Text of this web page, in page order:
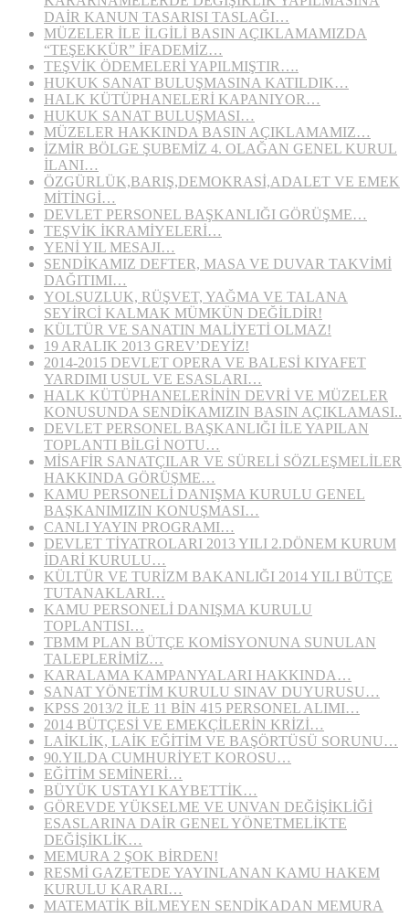
DAİR KANUN TASARISI TASLAĞI…
MÜZELER İLE İLGİLİ BASIN AÇIKLAMAMIZDA
“TEŞEKKÜR” İFADEMİZ…
TEŞVİK ÖDEMELERİ YAPILMIŞTIR….
HUKUK SANAT BULUŞMASINA KATILDIK…
HALK KÜTÜPHANELERİ KAPANIYOR…
HUKUK SANAT BULUŞMASI…
MÜZELER HAKKINDA BASIN AÇIKLAMAMIZ…
İZMİR BÖLGE ŞUBEMİZ 4. OLAĞAN GENEL KURUL
İLANI…
ÖZGÜRLÜK,BARIŞ,DEMOKRASİ,ADALET VE EMEK
MİTİNGİ…
DEVLET PERSONEL BAŞKANLIĞI GÖRÜŞME…
TEŞVİK İKRAMİYELERİ…
YENİ YIL MESAJI…
SENDİKAMIZ DEFTER, MASA VE DUVAR TAKVİMİ
DAĞITIMI…
YOLSUZLUK, RÜŞVET, YAĞMA VE TALANA
SEYİRCİ KALMAK MÜMKÜN DEĞİLDİR!
KÜLTÜR VE SANATIN MALİYETİ OLMAZ!
19 ARALIK 2013 GREV’DEYİZ!
2014-2015 DEVLET OPERA VE BALESİ KIYAFET
YARDIMI USUL VE ESASLARI…
HALK KÜTÜPHANELERİNİN DEVRİ VE MÜZELER
KONUSUNDA SENDİKAMIZIN BASIN AÇIKLAMASI..
DEVLET PERSONEL BAŞKANLIĞI İLE YAPILAN
TOPLANTI BİLGİ NOTU…
MİSAFİR SANATÇILAR VE SÜRELİ SÖZLEŞMELİLER
HAKKINDA GÖRÜŞME…
KAMU PERSONELİ DANIŞMA KURULU GENEL
BAŞKANIMIZIN KONUŞMASI…
CANLI YAYIN PROGRAMI…
DEVLET TİYATROLARI 2013 YILI 2.DÖNEM KURUM
İDARİ KURULU…
KÜLTÜR VE TURİZM BAKANLIĞI 2014 YILI BÜTÇE
TUTANAKLARI…
KAMU PERSONELİ DANIŞMA KURULU
TOPLANTISI…
TBMM PLAN BÜTÇE KOMİSYONUNA SUNULAN
TALEPLERİMİZ…
KARALAMA KAMPANYALARI HAKKINDA…
SANAT YÖNETİM KURULU SINAV DUYURUSU…
KPSS 2013/2 İLE 11 BİN 415 PERSONEL ALIMI…
2014 BÜTÇESİ VE EMEKÇİLERİN KRİZİ…
LAİKLİK, LAİK EĞİTİM VE BAŞÖRTÜSÜ SORUNU…
90.YILDA CUMHURİYET KOROSU…
EĞİTİM SEMİNERİ…
BÜYÜK USTAYI KAYBETTİK…
GÖREVDE YÜKSELME VE UNVAN DEĞİŞİKLİĞİ
ESASLARINA DAİR GENEL YÖNETMELİKTE
DEĞİŞİKLİK…
MEMURA 2 ŞOK BİRDEN!
RESMİ GAZETEDE YAYINLANAN KAMU HAKEM
KURULU KARARI…
MATEMATİK BİLMEYEN SENDİKADAN MEMURA